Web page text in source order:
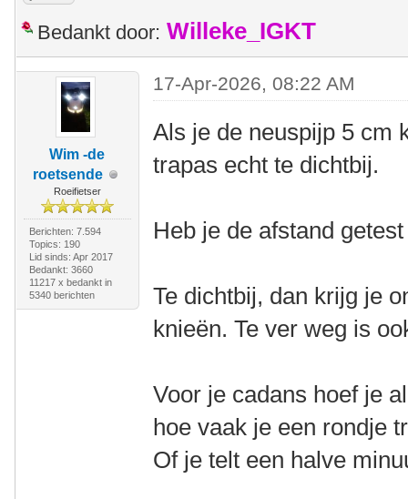
Bedankt door: Willeke_IGKT
Wim -de
roetsende
Roeifietser
Berichten: 7.594
Topics: 190
Lid sinds: Apr 2017
Bedankt: 3660
11217 x bedankt in
5340 berichten
17-Apr-2026, 08:22 AM
Als je de neuspijp 5 cm
trapas echt te dichtbij.
Heb je de afstand
Te dichtbij, dan krijg je
knieën. Te ver weg is
Voor je cadans hoef je
hoe vaak je een rondje
Of je telt een halve